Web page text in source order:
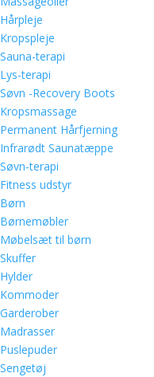
Hårpleje
Kropspleje
Sauna-terapi
Lys-terapi
Søvn -Recovery Boots
Kropsmassage
Permanent Hårfjerning
Infrarødt Saunatæppe
Søvn-terapi
Fitness udstyr
Børn
Børnemøbler
Møbelsæt til børn
Skuffer
Hylder
Kommoder
Garderober
Madrasser
Puslepuder
Sengetøj